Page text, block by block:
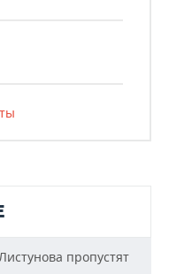
пропустят